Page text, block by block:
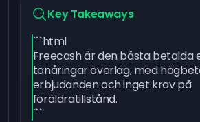
Key Takeaways
```html
Freecash är den bästa betalda
tonåringar överlag, med
erbjudanden och inget krav på
föräldratillstånd.
```